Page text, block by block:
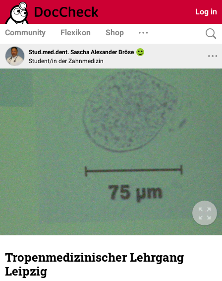
Log in
Community Flexikon Shop
Stud.med.dent. Sascha Alexander Bröse
Student/in der Zahnmedizin
Tropenmedizinischer Lehrgang
Leipzig